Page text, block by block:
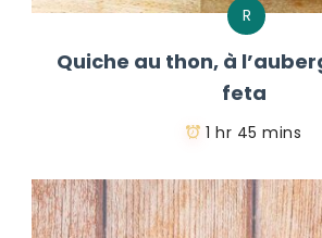
R
Quiche au thon, à
feta
1 hr 45 mins